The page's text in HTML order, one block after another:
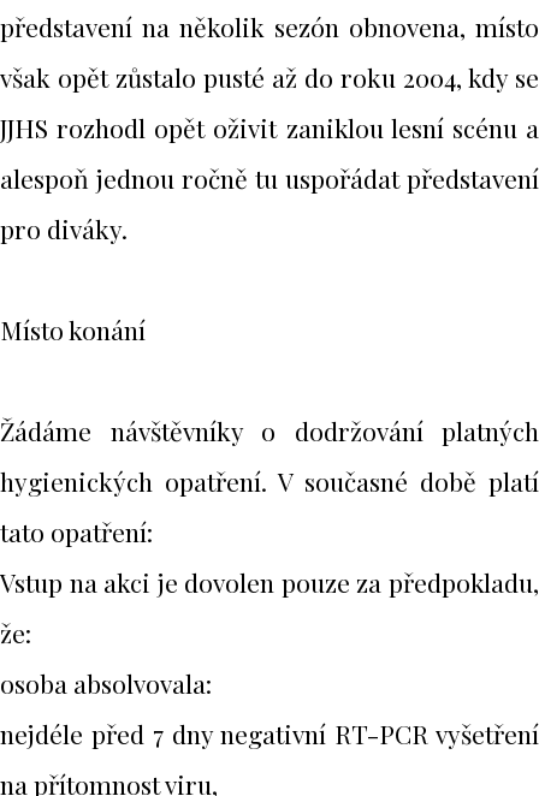
představení na několik sezón obnovena, místo
však opět zůstalo pusté až do roku 2004, kdy se
JJHS rozhodl opět oživit zaniklou lesní scénu a
alespoň jednou ročně tu uspořádat představení
pro diváky.
Místo konání
Žádáme návštěvníky o dodržování platných
hygienických opatření. V současné době platí
tato opatření:
Vstup na akci je dovolen pouze za předpokladu,
že:
osoba absolvovala:
nejdéle před 7 dny negativní RT-PCR vyšetření
na přítomnost viru,